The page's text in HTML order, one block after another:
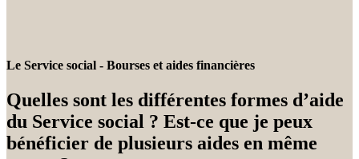
Le Service social - Bourses et aides financières
Quelles sont les différentes formes d’aide
du Service social ? Est-ce que je peux
bénéficier de plusieurs aides en même